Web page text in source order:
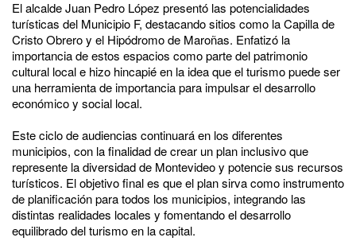
El alcalde Juan Pedro López presentó las potencialidades
turísticas del Municipio F, destacando sitios como la Capilla de
Cristo Obrero y el Hipódromo de Maroñas. Enfatizó la
importancia de estos espacios como parte del patrimonio
cultural local e hizo hincapié en la idea que el turismo puede ser
una herramienta de importancia para impulsar el desarrollo
económico y social local.
Este ciclo de audiencias continuará en los diferentes
municipios, con la finalidad de crear un plan inclusivo que
represente la diversidad de Montevideo y potencie sus recursos
turísticos. El objetivo final es que el plan sirva como instrumento
de planificación para todos los municipios, integrando las
distintas realidades locales y fomentando el desarrollo
equilibrado del turismo en la capital.